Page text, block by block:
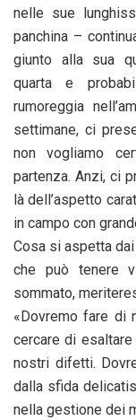
nelle sue
panchina –
giunto alla sua
quarta e
rumoreggia
settimane, ci
non vogliamo
partenza. Anzi, ci
là dell’aspetto
in campo con
Cosa si aspetta
che può tenere
sommato,
«Dovremo fare di
cercare di
nostri difetti.
dalla sfida
nella gestione dei